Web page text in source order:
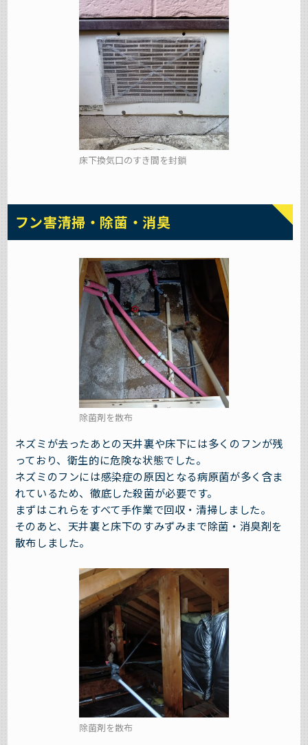
床下換気口のすき間を封鎖
フン害清掃・除菌・消臭
除菌剤を散布
ネズミが去ったあとの天井裏や床下には多くのフンが残
っており、衛生的に危険な状態でした。
ネズミのフンには感染症の原因となる病原菌が多く含ま
れているため、徹底した殺菌が必要です。
まずはこれらをすべて手作業で回収・清掃しました。
そのあと、天井裏と床下のすみずみまで除菌・消臭剤を
散布しました。
除菌剤を散布